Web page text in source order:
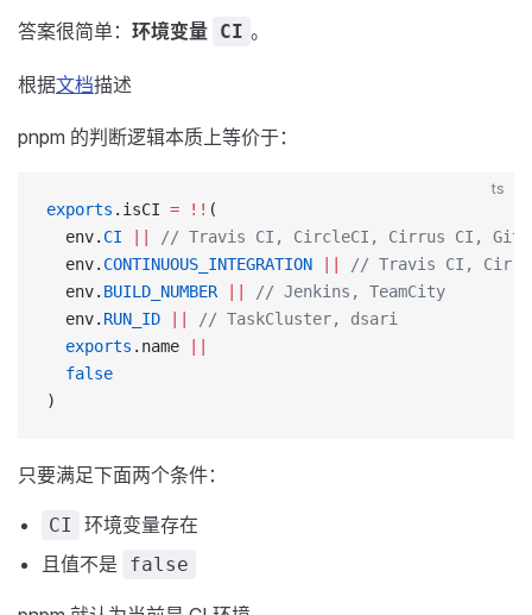
答案很简单： 环境变量 CI 。
根据文档描述
pnpm 的判断逻辑本质上等价于：
ts
exports .isCI = !! (
  env.
CI
// Travis CI, CircleCI, Cirrus CI,
  env.
CONTINUOUS_INTEGRATION
// Travis CI,
  env.
BUILD_NUMBER
// Jenkins, TeamCity
  env.
RUN_ID
// TaskCluster, dsari
  exports
.name
  false
)
只要满足下面两个条件：
CI
环境变量存在
且值不是
false